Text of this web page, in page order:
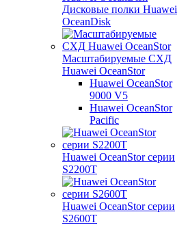
Дисковые полки Huawei
OceanDisk
Масштабируемые СХД
Huawei OceanStor
Huawei OceanStor
9000 V5
Huawei OceanStor
Pacific
Huawei OceanStor серии
S2200T
Huawei OceanStor серии
S2600T